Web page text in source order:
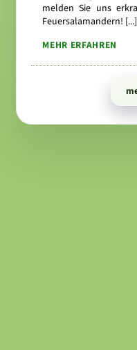
melden Sie uns
Feuersalamandern! [...]
MEHR ERFAHREN